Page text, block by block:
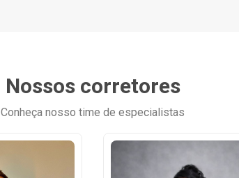
Nossos corretores
Conheça nosso time de especialistas